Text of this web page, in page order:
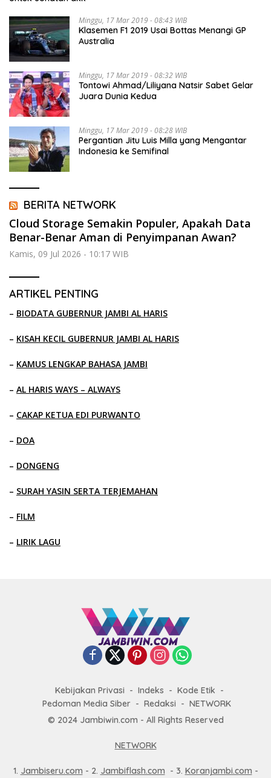
Minggu, 17 Mar 2019 - 08:43 WIB
Klasemen F1 2019 Usai Bottas Menangi GP
Australia
Minggu, 17 Mar 2019 - 08:32 WIB
Tontowi Ahmad/Liliyana Natsir Sabet Gelar
Juara Dunia Kedua
Minggu, 17 Mar 2019 - 08:28 WIB
Pergantian Jitu Luis Milla yang Mengantar
Indonesia ke Semifinal
BERITA NETWORK
Cloud Storage Semakin Populer, Apakah Data
Benar-Benar Aman di Penyimpanan Awan?
Kamis, 09 Jul 2026 - 10:17 WIB
ARTIKEL PENTING
– BIODATA GUBERNUR JAMBI AL HARIS
– KISAH KECIL GUBERNUR JAMBI AL HARIS
– KAMUS LENGKAP BAHASA JAMBI
– AL HARIS WAYS – ALWAYS
– CAKAP KETUA EDI PURWANTO
– DOA
– DONGENG
– SURAH YASIN SERTA TERJEMAHAN
– FILM
– LIRIK LAGU
Kebijakan Privasi Indeks
Kode Etik
Pedoman Media Siber
Redaksi
NETWORK
© 2024 Jambiwin.com - All Rights Reserved
NETWORK
1. Jambiseru.com - 2. Jambiflash.com - 3. Koranjambi.com -